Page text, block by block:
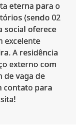
eterna para o
(sendo 02
social oferece
excelente
A residência
externo com
de vaga de
contato para